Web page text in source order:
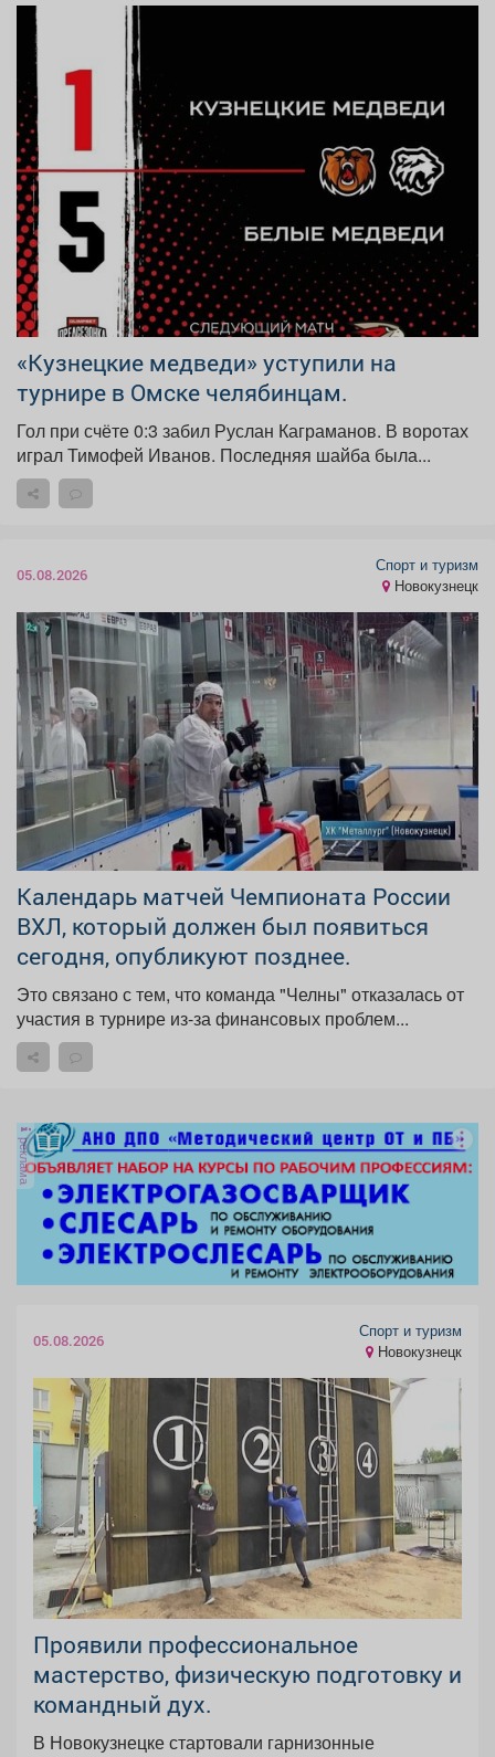
«Кузнецкие медведи» уступили на
турнире в Омске челябинцам.
Гол при счёте 0:3 забил Руслан Каграманов. В воротах
играл Тимофей Иванов. Последняя шайба была...
05.08.2026
Спорт и туризм
Новокузнецк
Календарь матчей Чемпионата России
ВХЛ, который должен был появиться
сегодня, опубликуют позднее.
Это связано с тем, что команда "Челны" отказалась от
участия в турнире из-за финансовых проблем...
реклама
05.08.2026
Спорт и туризм
Новокузнецк
Проявили профессиональное
мастерство, физическую подготовку и
командный дух.
В Новокузнецке стартовали гарнизонные